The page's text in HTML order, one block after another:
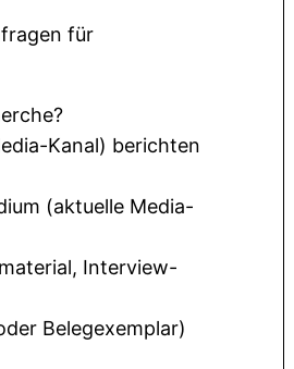
für
Kanal) berichten
(aktuelle Media-
Interview-
Belegexemplar)